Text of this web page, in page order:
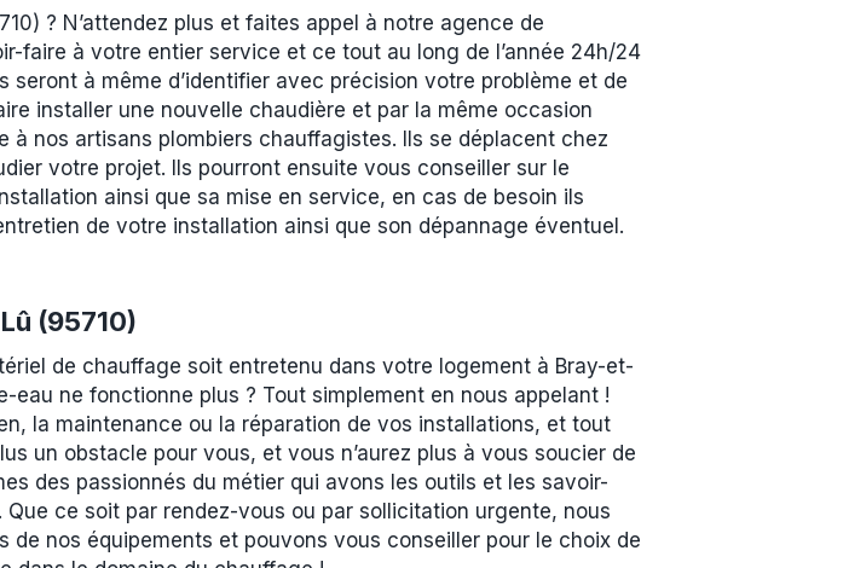
? N’attendez plus et faites appel à notre agence de
faire à votre entier service et ce tout au long de l’année 24h/24
à même d’identifier avec précision votre problème et de
installer une nouvelle chaudière et par la même occasion
à nos artisans plombiers chauffagistes. Ils se déplacent chez
votre projet. Ils pourront ensuite vous conseiller sur le
ainsi que sa mise en service, en cas de besoin ils
de votre installation ainsi que son dépannage éventuel.
(95710)
de chauffage soit entretenu dans votre logement à Bray-et-
ne fonctionne plus ? Tout simplement en nous appelant !
la maintenance ou la réparation de vos installations, et tout
un obstacle pour vous, et vous n’aurez plus à vous soucier de
des passionnés du métier qui avons les outils et les savoir-
ce soit par rendez-vous ou par sollicitation urgente, nous
nos équipements et pouvons vous conseiller pour le choix de